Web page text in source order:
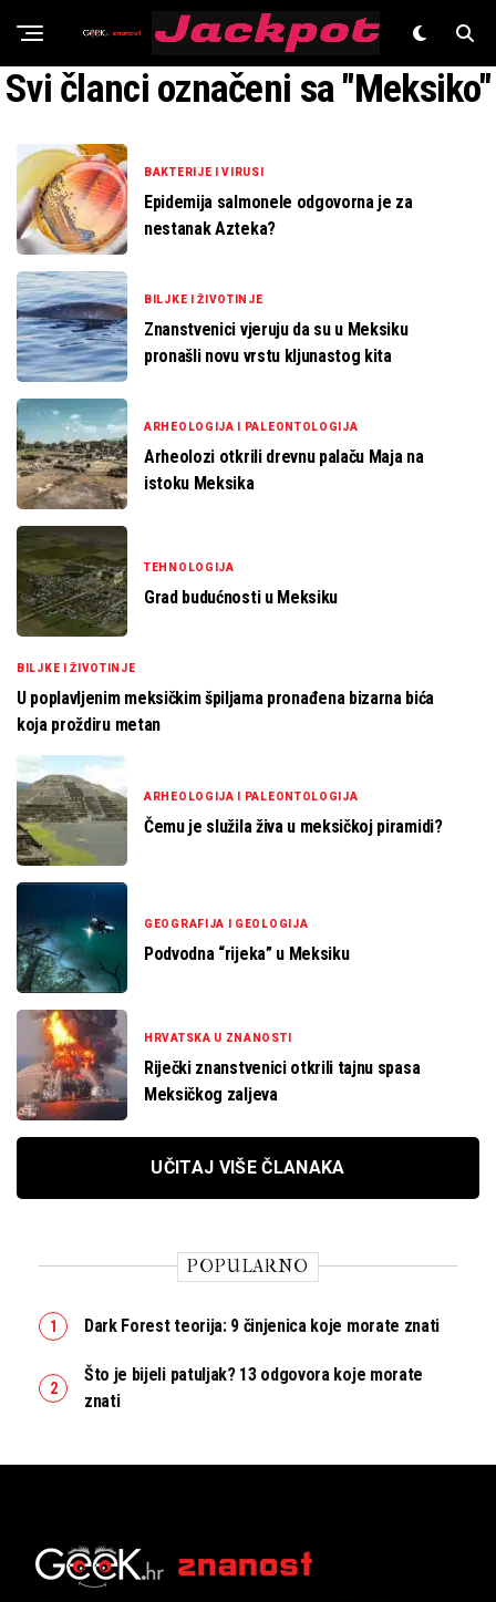
Znanost
Svi članci označeni sa "Meksiko"
BAKTERIJE I VIRUSI
Epidemija salmonele odgovorna je za
nestanak Azteka?
BILJKE I ŽIVOTINJE
Znanstvenici vjeruju da su u Meksiku
pronašli novu vrstu kljunastog kita
ARHEOLOGIJA I PALEONTOLOGIJA
Arheolozi otkrili drevnu palaču Maja na
istoku Meksika
TEHNOLOGIJA
Grad budućnosti u Meksiku
BILJKE I ŽIVOTINJE
U poplavljenim meksičkim špiljama pronađena bizarna bića
koja proždiru metan
ARHEOLOGIJA I PALEONTOLOGIJA
Čemu je služila živa u meksičkoj piramidi?
GEOGRAFIJA I GEOLOGIJA
Podvodna “rijeka” u Meksiku
HRVATSKA U ZNANOSTI
Riječki znanstvenici otkrili tajnu spasa
Meksičkog zaljeva
UČITAJ VIŠE ČLANAKA
POPULARNO
Dark Forest teorija: 9 činjenica koje morate znati
Što je bijeli patuljak? 13 odgovora koje morate
znati